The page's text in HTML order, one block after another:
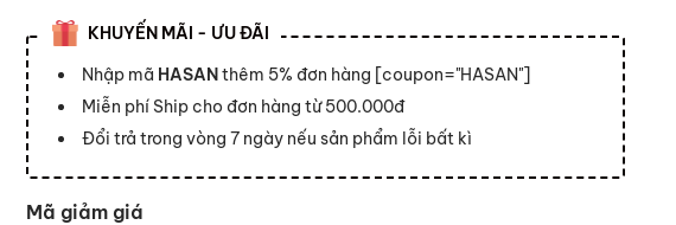
KHUYẾN MÃI - ƯU ĐÃI
Nhập mã HASANthêm 5% đơn hàng [coupon="HASAN"]
Miễn phí Ship cho đơn hàng từ 500.000đ
Đổi trả trong vòng 7 ngày nếu sản phẩm lỗi bất kì
Mã giảm giá